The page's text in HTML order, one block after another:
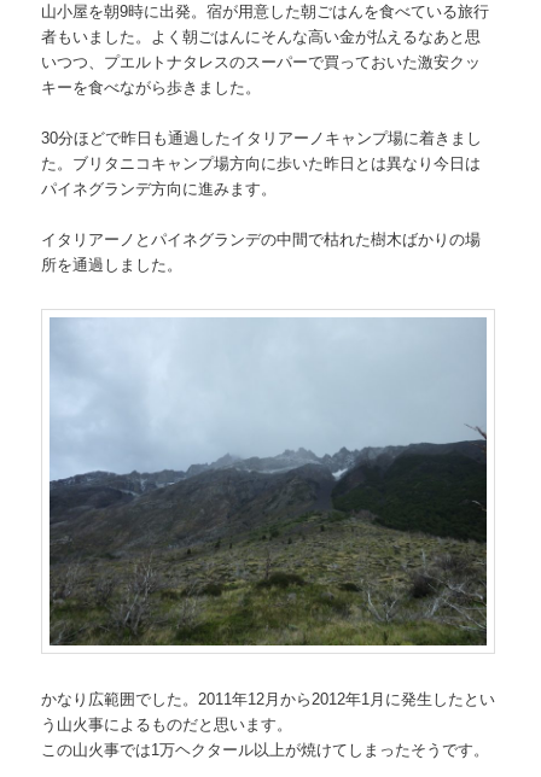
山小屋を朝9時に出発。宿が用意した朝ごはんを食べている旅行
者もいました。よく朝ごはんにそんな高い金が払えるなあと思
いつつ、プエルトナタレスのスーパーで買っておいた激安クッ
キーを食べながら歩きました。
30分ほどで昨日も通過したイタリアーノキャンプ場に着きまし
た。ブリタニコキャンプ場方向に歩いた昨日とは異なり今日は
パイネグランデ方向に進みます。
イタリアーノとパイネグランデの中間で枯れた樹木ばかりの場
所を通過しました。
かなり広範囲でした。2011年12月から2012年1月に発生したとい
う山火事によるものだと思います。
この山火事では1万ヘクタール以上が焼けてしまったそうです。